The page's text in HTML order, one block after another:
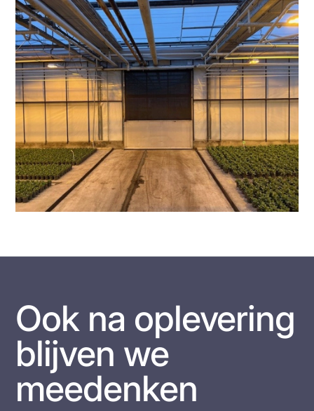
Ook na oplevering
blijven we
meedenken